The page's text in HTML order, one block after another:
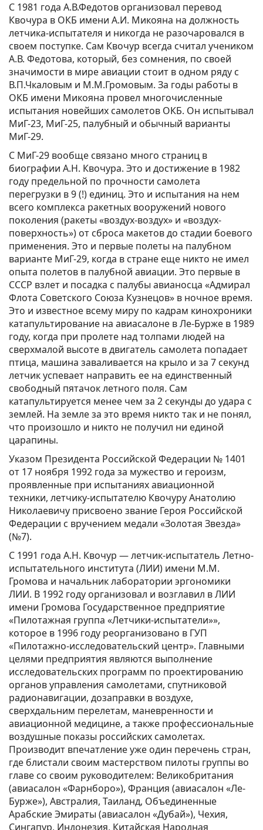
С 1981 года А.В.Федотов организовал перевод
Квочура в ОКБ имени А.И. Микояна на должность
летчика-испытателя и никогда не разочаровался в
своем поступке. Сам Квочур всегда считал учеником
А.В. Федотова, который, без сомнения, по своей
значимости в мире авиации стоит в одном ряду с
В.П.Чкаловым и М.М.Громовым. За годы работы в
ОКБ имени Микояна провел многочисленные
испытания новейших самолетов ОКБ. Он испытывал
МиГ-23, МиГ-25, палубный и обычный варианты
МиГ-29.
С МиГ-29 вообще связано много страниц в
биографии А.Н. Квочура. Это и достижение в 1982
году предельной по прочности самолета
перегрузки в 9 (!) единиц. Это и испытания на нем
всего комплекса ракетных вооружений нового
поколения (ракеты «воздух-воздух» и «воздух-
поверхность») от сброса макетов до стадии боевого
применения. Это и первые полеты на палубном
варианте МиГ-29, когда в стране еще никто не имел
опыта полетов в палубной авиации. Это первые в
СССР взлет и посадка с палубы авианосца «Адмирал
Флота Советского Союза Кузнецов» в ночное время.
Это и известное всему миру по кадрам кинохроники
катапультирование на авиасалоне в Ле-Бурже в 1989
году, когда при пролете над толпами людей на
сверхмалой высоте в двигатель самолета попадает
птица, машина заваливается на крыло и за 7 секунд
летчик успевает направить ее на единственный
свободный пятачок летного поля. Сам
катапультируется менее чем за 2 секунды до удара с
землей. На земле за это время никто так и не понял,
что произошло и никто не получил ни единой
царапины.
Указом Президента Российской Федерации № 1401
от 17 ноября 1992 года за мужество и героизм,
проявленные при испытаниях авиационной
техники, летчику-испытателю Квочуру Анатолию
Николаевичу присвоено звание Героя Российской
Федерации с вручением медали «Золотая Звезда»
(№7).
С 1991 года А.Н. Квочур — летчик-испытатель Летно-
испытательного института (ЛИИ) имени М.М.
Громова и начальник лаборатории эргономики
ЛИИ. В 1992 году организовал и возглавил в ЛИИ
имени Громова Государственное предприятие
«Пилотажная группа «Летчики-испытатели»»,
которое в 1996 году реорганизовано в ГУП
«Пилотажно-исследовательский центр». Главными
целями предприятия являются выполнение
исследовательских программ по проектированию
органов управления самолетами, спутниковой
радионавигации, дозаправки в воздухе,
сверхдальним перелетам, маневренности и
авиационной медицине, а также профессиональные
воздушные показы российских самолетах.
Производит впечатление уже один перечень стран,
где блистали своим мастерством пилоты группы во
главе со своим руководителем: Великобритания
(авиасалон «Фарнборо»), Франция (авиасалон «Ле-
Бурже»), Австралия, Таиланд, Объединенные
Арабские Эмираты (авиасалон «Дубай»), Чехия,
Сингапур, Индонезия, Китайская Народная